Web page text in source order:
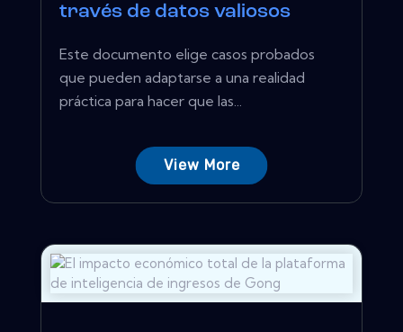
través de datos valiosos
Este documento elige casos probados
que pueden adaptarse a una realidad
práctica para hacer que las...
View More